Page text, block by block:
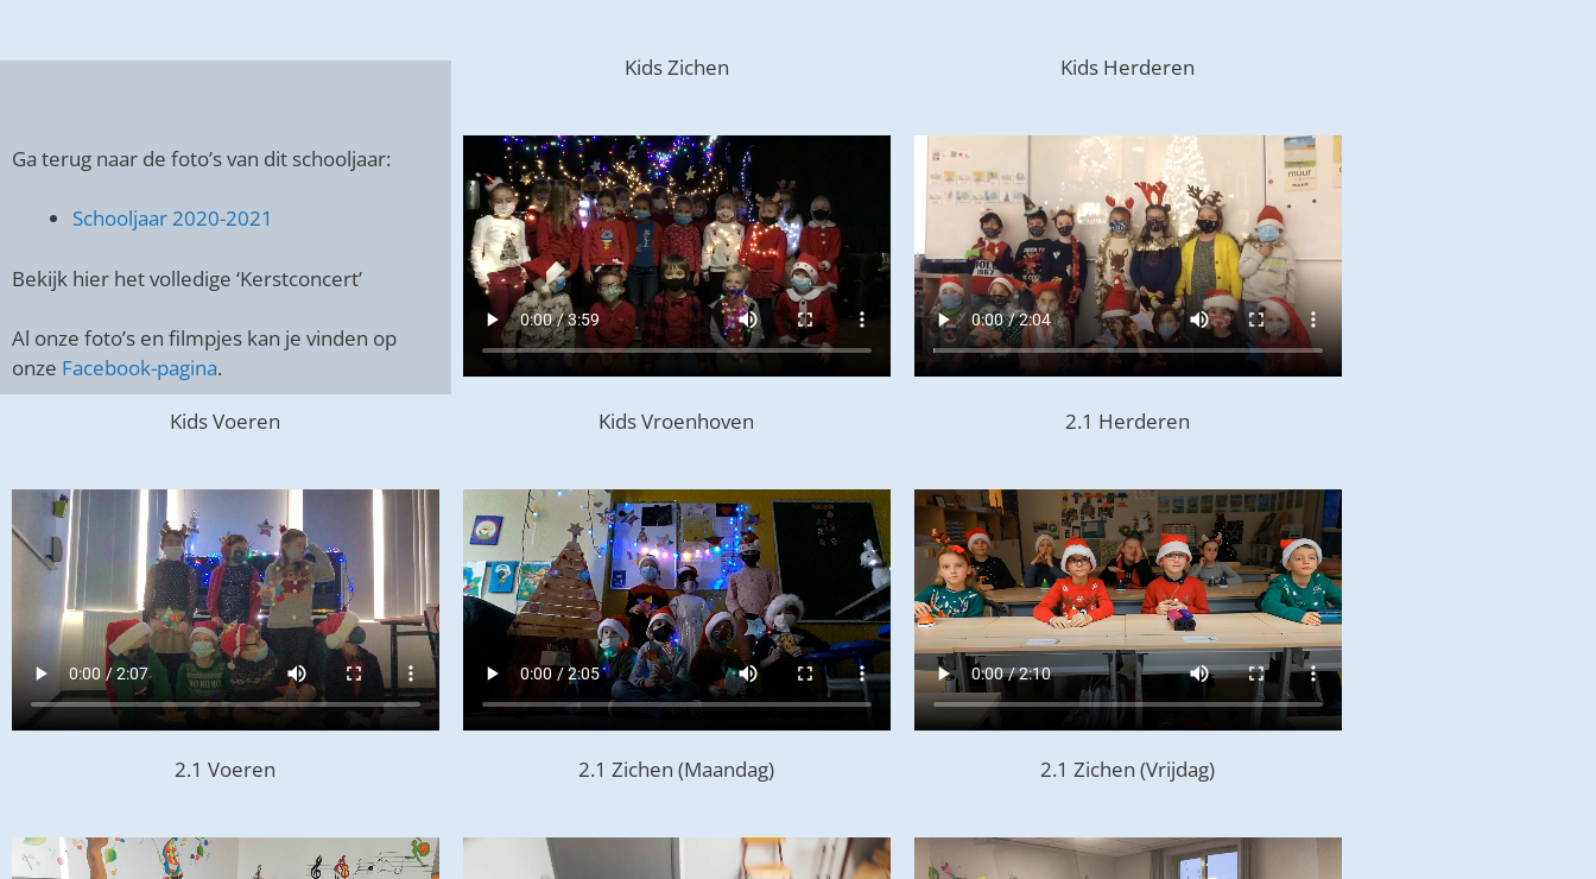
Ga terug naar de foto’s van dit schooljaar:
Schooljaar 2020-2021
Bekijk hier het volledige ‘Kerstconcert’
Al onze foto’s en filmpjes kan je vinden op
onze Facebook-pagina.
Kids Zichen Kids Herderen
Kids Voeren Kids Vroenhoven 2.1 Herderen
2.1 Voeren 2.1 Zichen (Maandag) 2.1 Zichen (Vrijdag)